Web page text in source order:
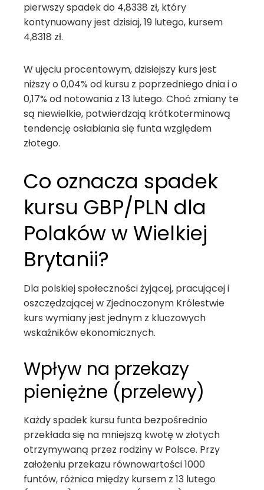
pierwszy spadek do 4,8338 zł, który
kontynuowany jest dzisiaj, 19 lutego, kursem
4,8318 zł.
W ujęciu procentowym, dzisiejszy kurs jest
niższy o 0,04% od kursu z poprzedniego dnia i o
0,17% od notowania z 13 lutego. Choć zmiany te
są niewielkie, potwierdzają krótkoterminową
tendencję osłabiania się funta względem
złotego.
Co oznacza spadek
kursu GBP/PLN dla
Polaków w Wielkiej
Brytanii?
Dla polskiej społeczności żyjącej, pracującej i
oszczędzającej w Zjednoczonym Królestwie
kurs wymiany jest jednym z kluczowych
wskaźników ekonomicznych.
Wpływ na przekazy
pieniężne (przelewy)
Każdy spadek kursu funta bezpośrednio
przekłada się na mniejszą kwotę w złotych
otrzymywaną przez rodziny w Polsce. Przy
założeniu przekazu równowartości 1000
funtów, różnica między kursem z 13 lutego